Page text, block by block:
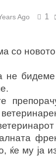
Ago 1
со новото
бидеме
му ја